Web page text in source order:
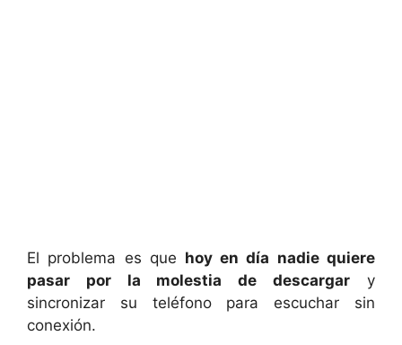
El problema es que hoy en día nadie quiere
pasar por la molestia de descargar y
sincronizar su teléfono para escuchar sin
conexión.